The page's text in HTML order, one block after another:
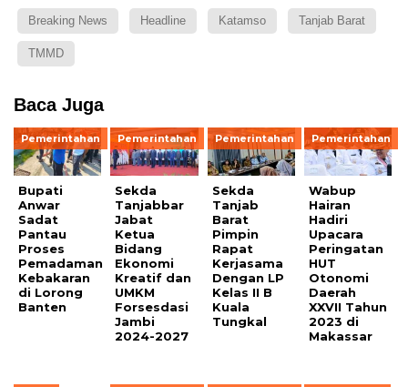
Breaking News Headline Katamso Tanjab Barat
TMMD
Baca Juga
Pemerintahan
Bupati
Anwar
Sadat
Pantau
Proses
Pemadaman
Kebakaran
di Lorong
Banten
Pemerintahan
Sekda
Tanjabbar
Jabat
Ketua
Bidang
Ekonomi
Kreatif dan
UMKM
Forsesdasi
Jambi
2024-2027
Pemerintahan
Sekda
Tanjab
Barat
Pimpin
Rapat
Kerjasama
Dengan LP
Kelas II B
Kuala
Tungkal
Pemerintahan
Wabup
Hairan
Hadiri
Upacara
Peringatan
HUT
Otonomi
Daerah
XXVII Tahun
2023 di
Makassar